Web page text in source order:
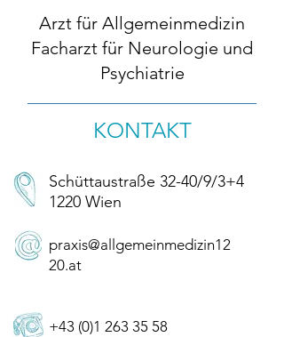
Arzt für Allgemeinmedizin
Facharzt für Neurologie und
Psychiatrie
KONTAKT
Schüttaustraße 32-40/9/3+4
1220 Wien
praxis@allgemeinmedizin12
20.at
+43 (0)1 263 35 58